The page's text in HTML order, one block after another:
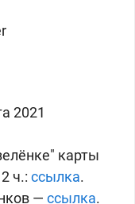
2021
карты
2 ч.: ссылка.
— ссылка.